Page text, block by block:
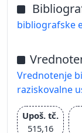
bibliografske
Vrednotenje
raziskovalne
Upoš. tč.
515,16